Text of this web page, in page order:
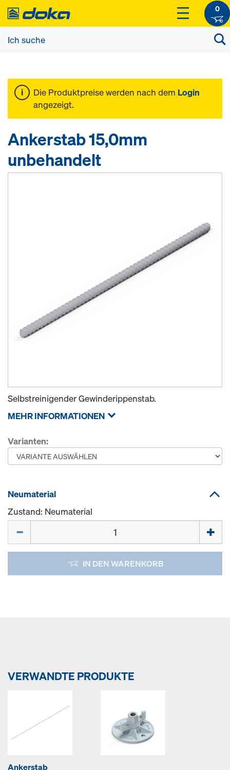
0
Die Produktpreise werden nach dem Login
angezeigt.
Ankerstab 15,0mm
unbehandelt
Selbstreinigender Gewinderippenstab.
MEHR INFORMATIONEN
Varianten:
Neumaterial
Zustand: Neumaterial
IN DEN WARENKORB
VERWANDTE PRODUKTE
Ankerstab